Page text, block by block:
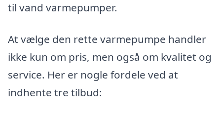
til vand varmepumper.
At vælge den rette varmepumpe handler
ikke kun om pris, men også om kvalitet og
service. Her er nogle fordele ved at
indhente tre tilbud: